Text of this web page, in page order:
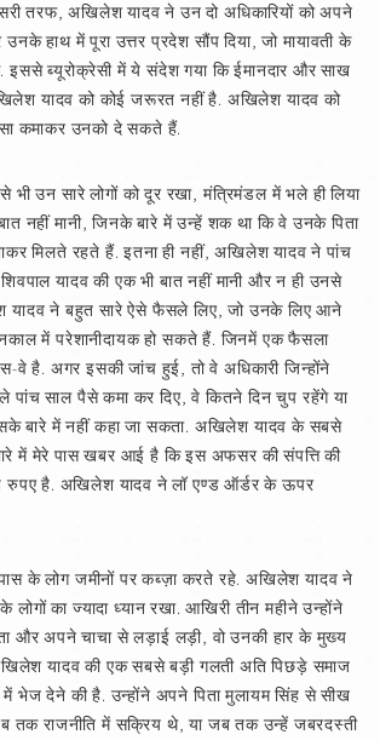
तरफ, अखिलेश यादव ने उन दो अधिकारियों को अपने
हाथ में पूरा उत्तर प्रदेश सौंप दिया, जो मायावती के
ब्यूरोक्रेसी में ये संदेश गया कि ईमानदार और साख
यादव को कोई जरूरत नहीं है. अखिलेश यादव को
कमाकर उनको दे सकते हैं.
भी उन सारे लोगों को दूर रखा, मंत्रिमंडल में भले ही लिया
नहीं मानी, जिनके बारे में उन्हें शक था कि वे उनके पिता
मिलते रहते हैं. इतना ही नहीं, अखिलेश यादव ने पांच
यादव की एक भी बात नहीं मानी और न ही उनसे
यादव ने बहुत सारे ऐसे फैसले लिए, जो उनके लिए आने
में परेशानीदायक हो सकते हैं. जिनमें एक फैसला
है. अगर इसकी जांच हुई, तो वे अधिकारी जिन्होंने
पांच साल पैसे कमा कर दिए, वे कितने दिन चुप रहेंगे या
बारे में नहीं कहा जा सकता. अखिलेश यादव के सबसे
में मेरे पास खबर आई है कि इस अफसर की संपत्ति की
रुपए है. अखिलेश यादव ने लॉ एण्ड ऑर्डर के ऊपर
के लोग जमीनों पर कब्ज़ा करते रहे. अखिलेश यादव ने
का ज्यादा ध्यान रखा. आखिरी तीन महीने उन्होंने
और अपने चाचा से लड़ाई लड़ी, वो उनकी हार के मुख्य
यादव की एक सबसे बड़ी गलती अति पिछड़े समाज
में भेज देने की है. उन्होंने अपने पिता मुलायम सिंह से सीख
तक राजनीति में सक्रिय थे, या जब तक उन्हें जबरदस्ती